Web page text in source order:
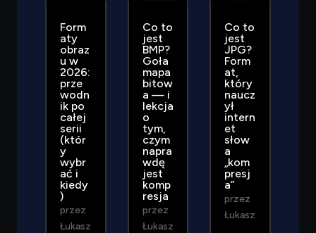
Form
aty
obraz
u w
2026:
prze
wodn
ik po
całej
serii
(któr
y
wybr
ać i
kiedy
)
przez
Łukasz
Co to
jest
BMP?
Goła
mapa
bitow
a — i
lekcja
o
tym,
czym
napra
wdę
jest
komp
resja
przez
Łukasz
Co to
jest
JPG?
Form
at,
który
naucz
ył
intern
et
słow
a
„kom
presj
a”
przez
Łukasz